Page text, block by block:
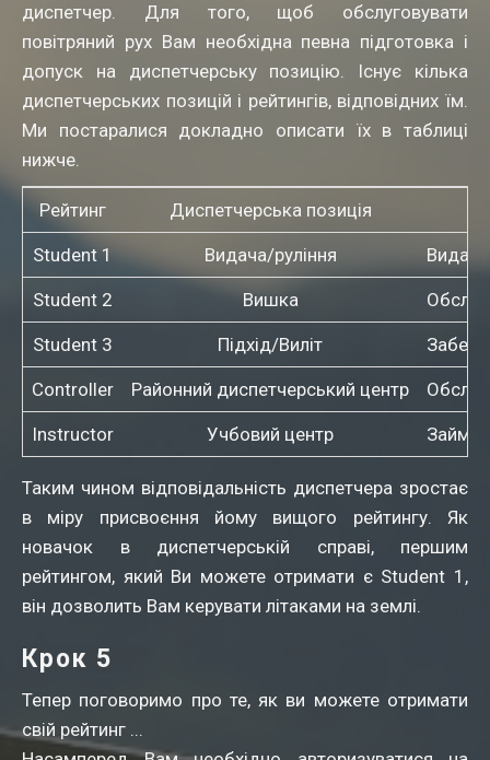
диспетчер. Для того, щоб обслуговувати
повітряний рух Вам необхідна певна підготовка і
допуск на диспетчерську позицію. Існує кілька
диспетчерських позицій і рейтингів, відповідних їм.
Ми постаралися докладно описати їх в таблиці
нижче.
Рейтинг Диспетчерська позиція
Student 1 Видача/руління Видає
Student 2 Вишка
Student 3 Підхід/Виліт
Controller Районний диспетчерський центр
Instructor Учбовий центр
Таким чином відповідальність диспетчера зростає
в міру присвоєння йому вищого рейтингу. Як
новачок в диспетчерській справі, першим
рейтингом, який Ви можете отримати є Student 1,
він дозволить Вам керувати літаками на землі.
Крок 5
Тепер поговоримо про те, як ви можете отримати
свій рейтинг ...